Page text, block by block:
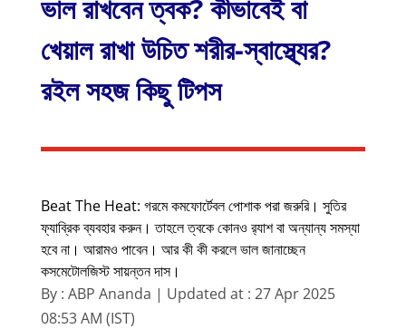
ভাল রাখবেন ত্বক? কীভাবেই বা
খেয়াল রাখা উচিত শরীর-স্বাস্থ্যের?
রইল সহজ কিছু টিপস
Beat The Heat: গরমে কমফোর্টেবল পোশাক পরা জরুরি। সুতির
ফ্যাব্রিক ব্যবহার করুন। তাহলে ত্বকে কোনও র‍্যাশ বা অন্যান্য সমস্যা
হবে না। আরামও পাবেন। আর কী কী করলে ভাল জানাচ্ছেন
কসমেটোলজিস্ট সায়ন্তন দাস।
By : ABP Ananda | Updated at : 27 Apr 2025
08:53 AM (IST)